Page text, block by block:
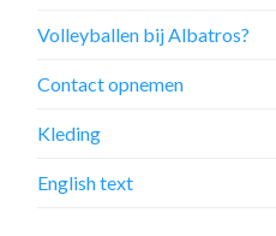
Volleyballen bij Albatros?
Contact opnemen
Kleding
English text